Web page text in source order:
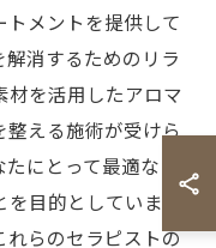
メントを提供して
消するためのリラ
材を活用したアロマ
整える施術が受けら
にとって最適なリ
目的としています
れらのセラピストの